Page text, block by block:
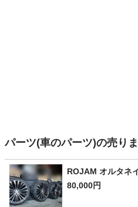
パーツ(車のパーツ)の売り
ROJAM オルタネ
80,000円